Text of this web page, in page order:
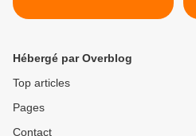
Hébergé par Overblog
Top articles
Pages
Contact